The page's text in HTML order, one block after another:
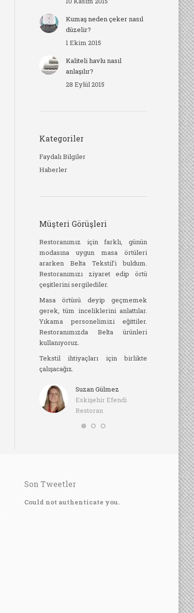
Aktuğ Otel
Kumaş neden çeker nasıl
düzelir?
1 Ekim 2015
Kaliteli havlu nasıl
anlaşılır?
28 Eylül 2015
Kategoriler
Faydalı Bilgiler
Haberler
Müşteri Görüşleri
Restoranımız için farklı, günün
modasına uygun masa örtüleri
ararken Belta Tekstil’i buldum.
Restoranımızı ziyaret edip örtü
çeşitlerini sergilediler.
Masa örtüsü deyip geçmemek
gerek, tüm inceliklerini anlattılar.
Yıkama personelimizi eğittiler.
Restoranımızda Belta ürünleri
kullanıyoruz.
Tekstil ihtiyaçları için birlikte
çalışacağız.
Suzan Gülmez
Eskişehir Efendi
Restoran
Belta
Telefonda
samimi ve
benimle
kalktım
siparişini
diktiler,
hazırlayıp
Örtülerim
vardı. Çok
herkese
Son Tweetler
Could not authenticate you.